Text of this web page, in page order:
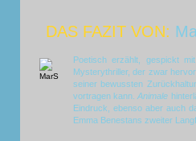
DAS FAZIT VON:
Poetisch erzählt, gespickt
Mysterythriller, der zwar
seiner bewussten
vortragen kann.Animale
Eindruck, ebenso aber auch
Emma Benestans zweiter